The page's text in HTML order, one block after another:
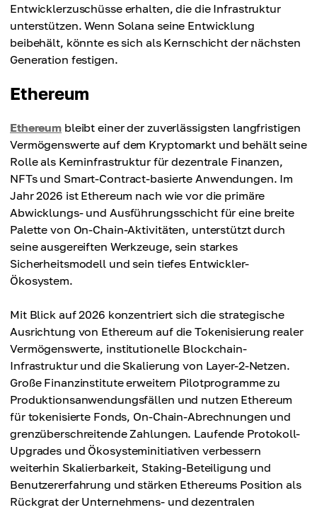
Entwicklerzuschüsse erhalten, die die Infrastruktur
unterstützen. Wenn Solana seine Entwicklung
beibehält, könnte es sich als Kernschicht der nächsten
Generation festigen.
Ethereum
Ethereum bleibt einer der zuverlässigsten langfristigen
Vermögenswerte auf dem Kryptomarkt und behält seine
Rolle als Kerninfrastruktur für dezentrale Finanzen,
NFTs und Smart-Contract-basierte Anwendungen. Im
Jahr 2026 ist Ethereum nach wie vor die primäre
Abwicklungs- und Ausführungsschicht für eine breite
Palette von On-Chain-Aktivitäten, unterstützt durch
seine ausgereiften Werkzeuge, sein starkes
Sicherheitsmodell und sein tiefes Entwickler-
Ökosystem.
Mit Blick auf 2026 konzentriert sich die strategische
Ausrichtung von Ethereum auf die Tokenisierung realer
Vermögenswerte, institutionelle Blockchain-
Infrastruktur und die Skalierung von Layer-2-Netzen.
Große Finanzinstitute erweitern Pilotprogramme zu
Produktionsanwendungsfällen und nutzen Ethereum
für tokenisierte Fonds, On-Chain-Abrechnungen und
grenzüberschreitende Zahlungen. Laufende Protokoll-
Upgrades und Ökosysteminitiativen verbessern
weiterhin Skalierbarkeit, Staking-Beteiligung und
Benutzererfahrung und stärken Ethereums Position als
Rückgrat der Unternehmens- und dezentralen